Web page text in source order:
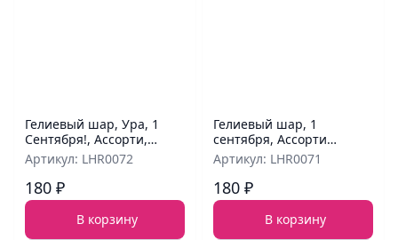
Гелиевый шар, Ура, 1
Сентября!, Ассорти,
пастель
Артикул: LHR0072
180 ₽
В корзину
Гелиевый шар, 1
сентября, Ассорти
Пастель
Артикул: LHR0071
180 ₽
В корзину